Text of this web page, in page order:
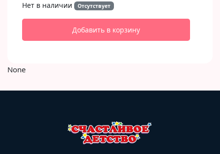
Нет в наличии Отсутствует
Добавить в корзину
None